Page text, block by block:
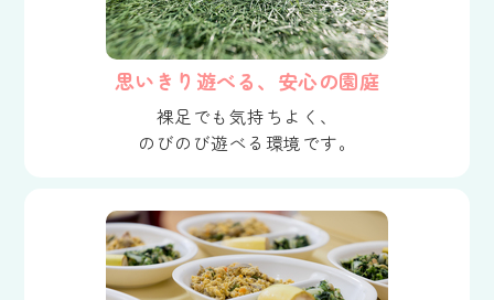
思いきり遊べる、安心の園庭
裸足でも気持ちよく、
のびのび遊べる環境です。